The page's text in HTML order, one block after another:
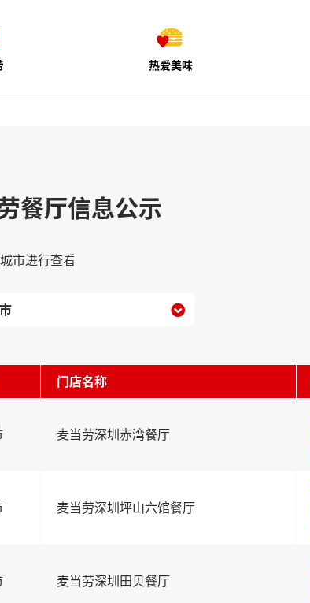
热爱美味
餐厅信息公示
市进行查看

门店名称
麦当劳深圳赤湾餐厅
麦当劳深圳坪山六馆餐厅
麦当劳深圳田贝餐厅